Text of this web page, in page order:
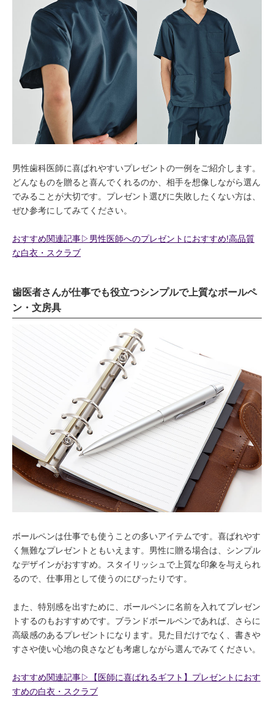
男性歯科医師に喜ばれやすいプレゼントの一例をご紹介します。
どんなものを贈ると喜んでくれるのか、相手を想像しながら選ん
でみることが大切です。プレゼント選びに失敗したくない方は、
ぜひ参考にしてみてください。
おすすめ関連記事▷男性医師へのプレゼントにおすすめ!高品質
な白衣・スクラブ
歯医者さんが仕事でも役立つシンプルで上質なボールペ
ン・文房具
ボールペンは仕事でも使うことの多いアイテムです。喜ばれやす
く無難なプレゼントともいえます。男性に贈る場合は、シンプル
なデザインがおすすめ。スタイリッシュで上質な印象を与えられ
るので、仕事用として使うのにぴったりです。
また、特別感を出すために、ボールペンに名前を入れてプレゼン
トするのもおすすめです。ブランドボールペンであれば、さらに
高級感のあるプレゼントになります。見た目だけでなく、書きや
すさや使い心地の良さなども考慮しながら選んでみてください。
おすすめ関連記事▷【医師に喜ばれるギフト】プレゼントにおす
すめの白衣・スクラブ